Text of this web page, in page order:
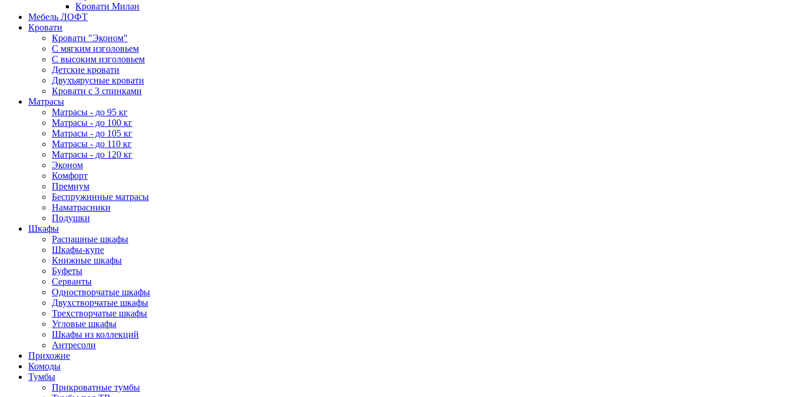
Кровати Милан
Мебель ЛОФТ
Кровати
Кровати "Эконом"
С мягким изголовьем
С высоким изголовьем
Детские кровати
Двухъярусные кровати
Кровати с 3 спинками
Матрасы
Матрасы - до 95 кг
Матрасы - до 100 кг
Матрасы - до 105 кг
Матрасы - до 110 кг
Матрасы - до 120 кг
Эконом
Комфорт
Премиум
Беспружинные матрасы
Наматрасники
Подушки
Шкафы
Распашные шкафы
Шкафы-купе
Книжные шкафы
Буфеты
Серванты
Одностворчатые шкафы
Двухстворчатые шкафы
Трехстворчатые шкафы
Угловые шкафы
Шкафы из коллекций
Антресоли
Прихожие
Комоды
Тумбы
Прикроватные тумбы